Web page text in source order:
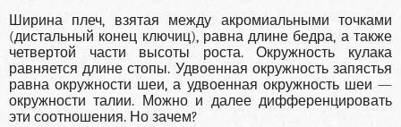
Ширина плеч, взятая между акромиальными точками
(дистальный конец ключиц), равна длине бедра, а также
четвертой части высоты роста. Окружность кулака
равняется длине стопы. Удвоенная окружность запястья
равна окружности шеи, а удвоенная окружность шеи —
окружности талии. Можно и далее дифференцировать
эти соотношения. Но зачем?